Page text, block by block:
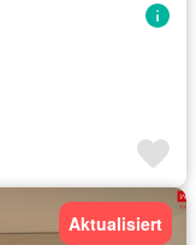
Aktualisiert